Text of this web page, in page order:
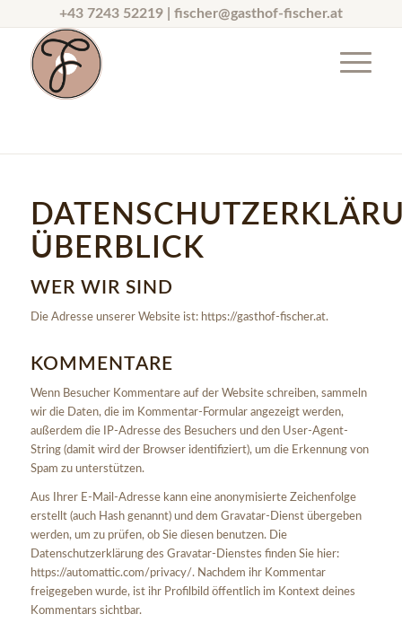
+43 7243 52219 | fischer@gasthof-fischer.at
ÜBERBLICK
WER WIR SIND
Die Adresse unserer Website ist: https://gasthof-fischer.at.
KOMMENTARE
Wenn Besucher Kommentare auf der Website schreiben, sammeln
wir die Daten, die im Kommentar-Formular angezeigt werden,
außerdem die IP-Adresse des Besuchers und den User-Agent-
String (damit wird der Browser identifiziert), um die Erkennung von
Spam zu unterstützen.
Aus Ihrer E-Mail-Adresse kann eine anonymisierte Zeichenfolge
erstellt (auch Hash genannt) und dem Gravatar-Dienst übergeben
werden, um zu prüfen, ob Sie diesen benutzen. Die
Datenschutzerklärung des Gravatar-Dienstes finden Sie hier:
https://automattic.com/privacy/. Nachdem ihr Kommentar
freigegeben wurde, ist ihr Profilbild öffentlich im Kontext deines
Kommentars sichtbar.